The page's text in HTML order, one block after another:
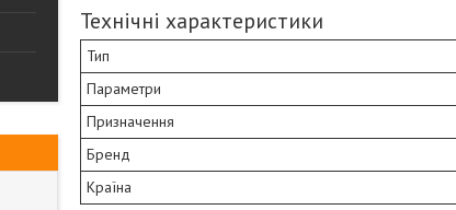
Технічні характеристики
Тип
Параметри
Призначення
Бренд
Країна